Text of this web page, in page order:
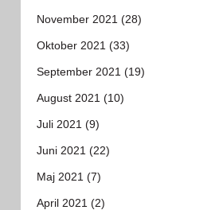
November 2021 (28)
Oktober 2021 (33)
September 2021 (19)
August 2021 (10)
Juli 2021 (9)
Juni 2021 (22)
Maj 2021 (7)
April 2021 (2)